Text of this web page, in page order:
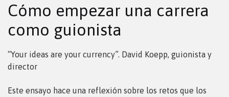
Cómo empezar una carrera
como guionista
“Your ideas are your currency”. David Koepp, guionista y
director
Este ensayo hace una reflexión sobre los retos que los